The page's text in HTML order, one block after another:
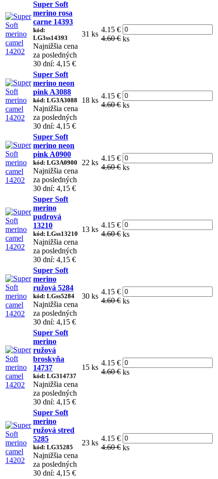
Super Soft
merino rosa
carne 14393
kód:
LG3ss14393
Najnižšia cena
za posledných
30 dní: 4,15 €
31 ks
4.15 €
4.60 € ks
Super Soft
merino neon
pink A3088
kód: LG3A3088
Najnižšia cena
za posledných
30 dní: 4,15 €
18 ks
4.15 €
4.60 € ks
Super Soft
merino neon
pink A0900
kód: LG3A0900
Najnižšia cena
za posledných
30 dní: 4,15 €
22 ks
4.15 €
4.60 € ks
Super Soft
merino
pudrová
13210
kód: LGss13210
Najnižšia cena
za posledných
30 dní: 4,15 €
13 ks
4.15 €
4.60 € ks
Super Soft
merino
ružová 5284
kód: LGss5284
Najnižšia cena
za posledných
30 dní: 4,15 €
30 ks
4.15 €
4.60 € ks
Super Soft
merino
ružová
broskyňa
14737
kód: LG314737
Najnižšia cena
za posledných
30 dní: 4,15 €
15 ks
4.15 €
4.60 € ks
Super Soft
merino
ružová stred
5285
kód: LG35285
Najnižšia cena
za posledných
30 dní: 4,15 €
23 ks
4.15 €
4.60 € ks